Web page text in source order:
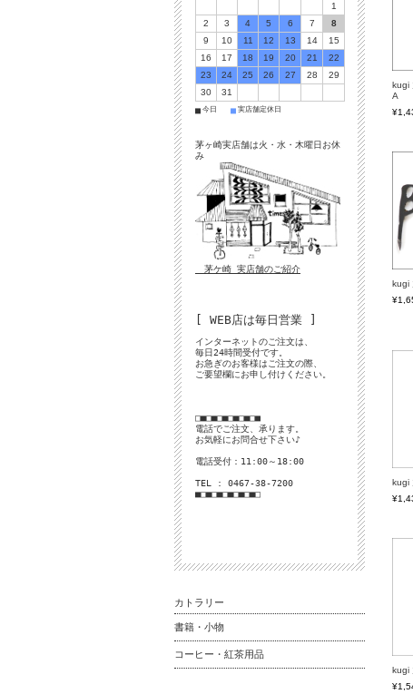
kugi
A
kugi
1
2
3 4 5 6 7
8
9
10 11 12 13 14
15
16
17 18 19 20 21
22
23
24 25 26 27 28
29
30
31
■ 今日 ■ 実店舗定休日
茅ヶ崎実店舗は火・水・木曜日お休
み
茅ケ崎 実店舗のご紹介
[ WEB店は毎日営業 ]
インターネットのご注文は、
毎日24時間受付です。
お急ぎのお客様はご注文の際、
ご要望欄にお申し付けください。
□■□■□■□■□■□■
電話でご注文、承ります。
お気軽にお問合せ下さい♪
電話受付：11:00～18:00
TEL : 0467-38-7200
■□■□■□■□■□■□
カトラリー
書籍・小物
コーヒー・紅茶用品